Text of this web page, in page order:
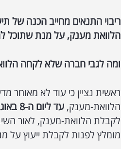
ריבוי התנאים מחייב הכנה של
הלוואת מענק, על מנת שתוכל
ומה לגבי חברה שלא לקחה
ראשית נציין כי עוד לא מאוחר
הלוואת-מענק, עד ליום ה-8 באוגוסט 2020
לקבלת הלוואת-מענק, לאור
מומלץ לפנות לקבלת ייעוץ על